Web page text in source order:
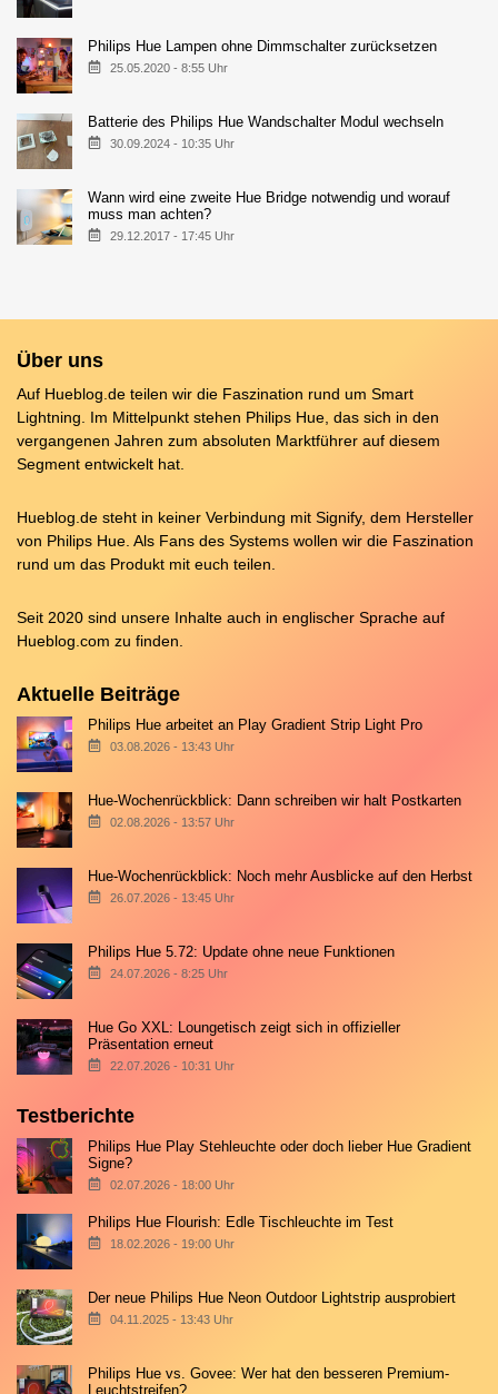
Philips Hue Lampen ohne Dimmschalter zurücksetzen
25.05.2020 - 8:55 Uhr
Batterie des Philips Hue Wandschalter Modul wechseln
30.09.2024 - 10:35 Uhr
Wann wird eine zweite Hue Bridge notwendig und worauf
muss man achten?
29.12.2017 - 17:45 Uhr
Über uns
Auf Hueblog.de teilen wir die Faszination rund um Smart
Lightning. Im Mittelpunkt stehen Philips Hue, das sich in den
vergangenen Jahren zum absoluten Marktführer auf diesem
Segment entwickelt hat.
Hueblog.de steht in keiner Verbindung mit Signify, dem Hersteller
von Philips Hue. Als Fans des Systems wollen wir die Faszination
rund um das Produkt mit euch teilen.
Seit 2020 sind unsere Inhalte auch in englischer Sprache auf
Hueblog.com zu finden.
Aktuelle Beiträge
Philips Hue arbeitet an Play Gradient Strip Light Pro
03.08.2026 - 13:43 Uhr
Hue-Wochenrückblick: Dann schreiben wir halt Postkarten
02.08.2026 - 13:57 Uhr
Hue-Wochenrückblick: Noch mehr Ausblicke auf den Herbst
26.07.2026 - 13:45 Uhr
Philips Hue 5.72: Update ohne neue Funktionen
24.07.2026 - 8:25 Uhr
Hue Go XXL: Loungetisch zeigt sich in offizieller
Präsentation erneut
22.07.2026 - 10:31 Uhr
Testberichte
Philips Hue Play Stehleuchte oder doch lieber Hue Gradient
Signe?
02.07.2026 - 18:00 Uhr
Philips Hue Flourish: Edle Tischleuchte im Test
18.02.2026 - 19:00 Uhr
Der neue Philips Hue Neon Outdoor Lightstrip ausprobiert
04.11.2025 - 13:43 Uhr
Philips Hue vs. Govee: Wer hat den besseren Premium-
Leuchtstreifen?